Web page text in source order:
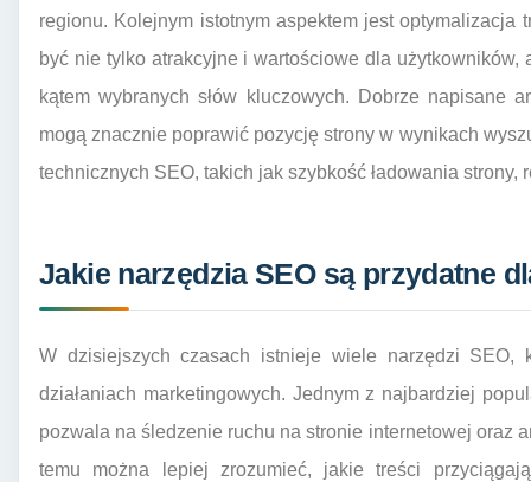
regionu. Kolejnym istotnym aspektem jest optymalizacja
być nie tylko atrakcyjne i wartościowe dla
kątem wybranych słów kluczowych. Dobrze napisane
mogą znacznie poprawić pozycję strony w wynikach
technicznych SEO, takich jak szybkość ładowania strony,
Jakie narzędzia SEO są przydatne
W dzisiejszych czasach istnieje wiele narzędzi
działaniach marketingowych. Jednym z najbardziej
pozwala na śledzenie ruchu na stronie internetowej oraz
temu można lepiej zrozumieć, jakie treści